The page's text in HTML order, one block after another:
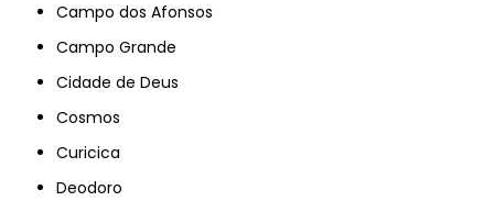
Campo dos Afonsos
Campo Grande
Cidade de Deus
Cosmos
Curicica
Deodoro